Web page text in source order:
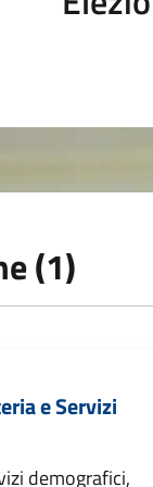
(1)
e Servizi
demografici,